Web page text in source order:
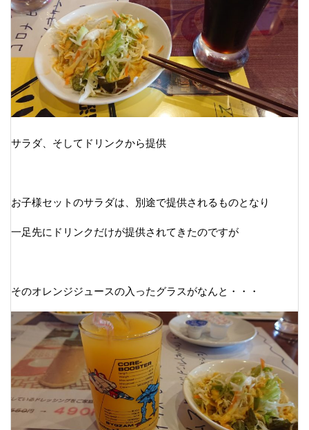
サラダ、そしてドリンクから提供
お子様セットのサラダは、別途で提供されるものとなり
一足先にドリンクだけが提供されてきたのですが
そのオレンジジュースの入ったグラスがなんと・・・